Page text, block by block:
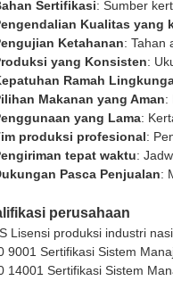
Sertifikasi: Sumber
Kualitas yang
Ketahanan: Tahan
yang Konsisten:
Ramah
Makanan yang Aman:
yang Lama:
produksi profesional:
tepat waktu:
Pasca Penjualan:
perusahaan
Lisensi produksi industri
9001 Sertifikasi Sistem
14001 Sertifikasi Sistem